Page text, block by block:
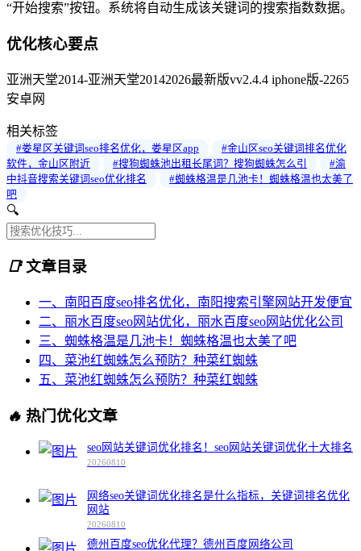
“开始搜索”按钮。系统将自动生成该关键词的搜索指数数据。
优化核心要点
亚洲天堂2014-亚洲天堂20142026最新版vv2.4.4 iphone版-2265
安卓网
相关标签
#娄星区关键词seo排名优化，娄星区app
#金山区seo关键词排名优化
软件，金山区附近
#搜狗蜘蛛池出租长尾词？搜狗蜘蛛怎么引
#渝
中抖音搜索关键词seo优化排名
#蜘蛛格温是几池卡！蜘蛛格温也太美了
吧
🔍
📑文章目录
一、南阳百度seo排名优化，南阳搜索引擎网站开发便宜
二、丽水百度seo网站优化，丽水百度seo网站优化公司
三、蜘蛛格温是几池卡！蜘蛛格温也太美了吧
四、菜池红蜘蛛怎么预防？种菜红蜘蛛
五、菜池红蜘蛛怎么预防？种菜红蜘蛛
🔥 热门优化文章
seo网站关键词优化排名！seo网站关键词优化十大排名
20260810
网络seo关键词优化排名是什么指标，关键词排名优化
网站
20260810
德州百度seo优化代理？德州百度网络公司